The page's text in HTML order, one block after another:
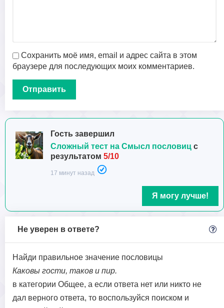
Сохранить моё имя, email и адрес сайта в этом
браузере для последующих моих комментариев.
Гость завершил
Сложный тест на Смысл пословиц с
результатом 5/10
17 минут назад
Я могу лучше!
Не уверен в ответе?
Найди правильное значение пословицы
Каковы гости, таков и пир.
в категории Общее, а если ответа нет или никто не
дал верного ответа, то воспользуйся поиском и